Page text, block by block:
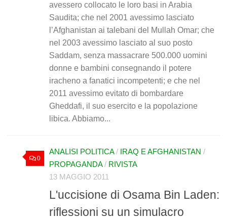
avessero collocato le loro basi in Arabia
Saudita; che nel 2001 avessimo lasciato
l’Afghanistan ai talebani del Mullah Omar; che
nel 2003 avessimo lasciato al suo posto
Saddam, senza massacrare 500.000 uomini
donne e bambini consegnando il potere
iracheno a fanatici incompetenti; e che nel
2011 avessimo evitato di bombardare
Gheddafi, il suo esercito e la popolazione
libica. Abbiamo...
0
ANALISI POLITICA/ IRAQ E AFGHANISTAN /
PROPAGANDA/ RIVISTA
13 MAGGIO 2011
L'uccisione di Osama Bin Laden:
riflessioni su un simulacro